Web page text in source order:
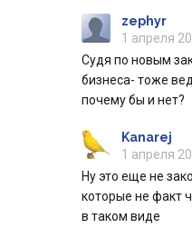
zephyr
1 апреля
Судя по новым
бизнеса- тоже
почему бы и нет?
Kanarej
1 апреля
Ну это еще не
которые не факт
в таком виде